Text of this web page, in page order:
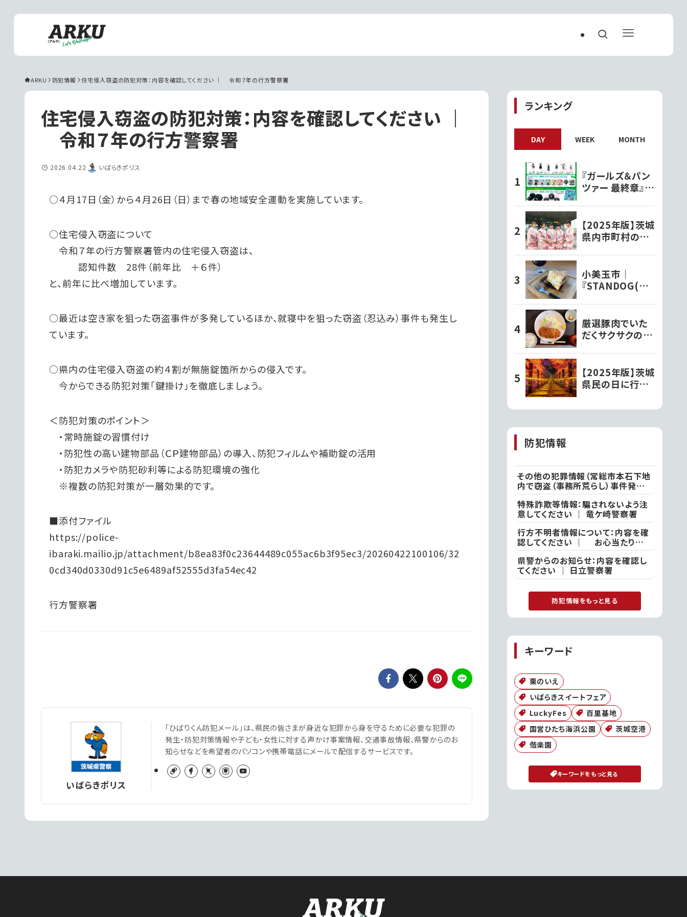
ARKU 防犯情報 住宅侵入窃盗の防犯対策：内容を確認してください ｜ 　令和７年の行方警察署
住宅侵入窃盗の防犯対策：内容を確認してください ｜
令和７年の行方警察署
2026.04.22 いばらきポリス
○４月17日（金）から４月26日（日）まで春の地域安全運動を実施しています。
○住宅侵入窃盗について
令和７年の行方警察署管内の住宅侵入窃盗は、
認知件数 28件（前年比 ＋６件）
と、前年に比べ増加しています。
○最近は空き家を狙った窃盗事件が多発しているほか、就寝中を狙った窃盗（忍込み）事件も発生し
ています。
○県内の住宅侵入窃盗の約４割が無施錠箇所からの侵入です。
今からできる防犯対策「鍵掛け」を徹底しましょう。
＜防犯対策のポイント＞
・常時施錠の習慣付け
・防犯性の高い建物部品（ＣＰ建物部品）の導入、防犯フィルムや補助錠の活用
・防犯カメラや防犯砂利等による防犯環境の強化
※複数の防犯対策が一層効果的です。
■添付ファイル
https://police-
ibaraki.mailio.jp/attachment/b8ea83f0c23644489c055ac6b3f95ec3/20260422100106/32
0cd340d0330d91c5e6489af52555d3fa54ec42
行方警察署
いばらきポリス
「ひばりくん防犯メール」は、県民の皆さまが身近な犯罪から身を守るために必要な犯罪の
発生・防犯対策情報や子ども・女性に対する声かけ事案情報、交通事故情報、県警からのお
知らせなどを希望者のパソコンや携帯電話にメールで配信するサービスです。
ランキング
DAY WEEK MONTH
『ガールズ＆パン
ツァー 最終章』オ
種ファミリーマー
トで発売開始!!
【2025年版】茨城
県内市町村の観
介！
小美玉市｜
『STANDOG(ス
ただく絶品チーズ
ケーキ!!
厳選豚肉でいた
だくサクサクのと
かつ文久】
【2025年版】茨城
県民の日に行き
然と歴史をお得
防犯情報
その他の犯罪情報（常総市本石下地
内で窃盗（事務所荒らし）事件発
生）：付近の方は注意してください
｜ 常総警察署
特殊詐欺等情報：騙されないよう注
意してください ｜ 竜ケ崎警察署
行方不明者情報について：内容を確
認してください ｜ お心当たりの
ある方は、ひたちなか警察署
県警からのお知らせ：内容を確認し
てください ｜ 日立警察署
防犯情報をもっと見る
キーワード
栗のいえ
いばらきスイートフェア
LuckyFes
百里基地
国営ひたち海浜公園
茨城空港
偕楽園
キーワードをもっと見る